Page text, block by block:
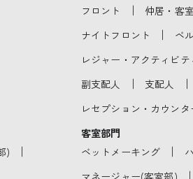
フロント
｜ 仲居・客室
ナイトフロント ｜ ベ
レジャー・アクティビテ
副支配人 ｜ 支配人 ｜
レセプション・カウンタ
) ｜
客室部門
ベットメーキング
｜
マネージャー(客室部) ｜